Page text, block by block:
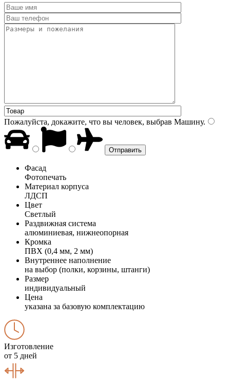
Пожалуйста, докажите, что вы человек, выбрав Машину.
Фасад
Фотопечать
Материал корпуса
ЛДСП
Цвет
Светлый
Раздвижная система
алюминиевая, нижнеопорная
Кромка
ПВХ (0,4 мм, 2 мм)
Внутреннее наполнение
на выбор (полки, корзины, штанги)
Размер
индивидуальный
Цена
указана за базовую комплектацию
Изготовление
от 5 дней